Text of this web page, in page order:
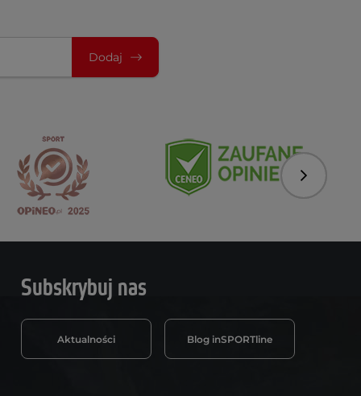
Dodaj
Następny
Subskrybuj nas
Aktualności Blog inSPORTline